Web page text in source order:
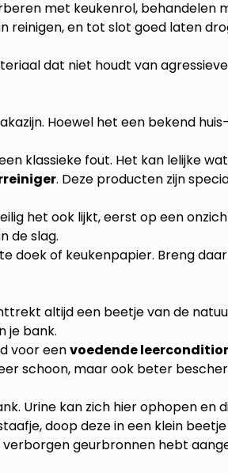
reinigen, en tot slot goed laten
dat niet houdt van
Hoewel het een bekend
klassieke fout. Het kan lelijke
. Deze producten zijn
het ook lijkt, eerst op een
de slag.
doek of keukenpapier. Breng
altijd een beetje van de
je bank.
voor eenvoedende
schoon, maar ook beter
Urine kan zich hier ophopen
doop deze in een klein
geurbronnen hebt